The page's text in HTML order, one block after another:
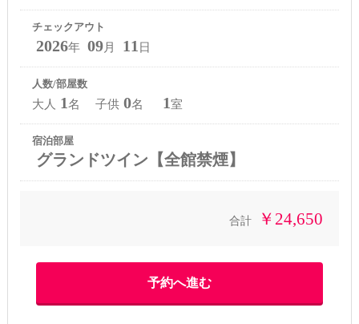
チェックアウト
2026年 09月 11 日
人数/部屋数
大人 1名 子供 0名 1室
宿泊部屋
グランドツイン【全館禁煙】
合計 ￥24,650